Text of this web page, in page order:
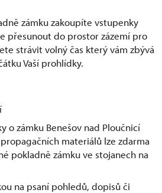
zámku zakoupíte vstupenky
přesunout do prostor zázemí pro
strávit volný čas který vám zbývá
Vaší prohlídky.
o zámku Benešov nad Ploučnicí
materiálů lze zdarma
pokladně zámku ve stojanech na
na psaní pohledů, dopisů či